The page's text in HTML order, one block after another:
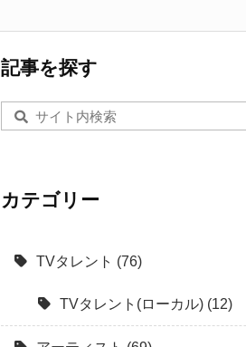
記事を探す
カテゴリー
TVタレント (76)
TVタレント(ローカル) (12)